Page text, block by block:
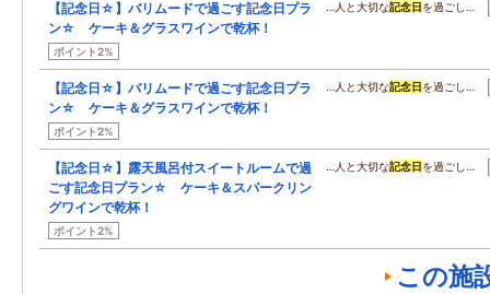
【記念日☆】バリムードで過ごす記念日プラ
ン☆ ケーキ＆グラスワインで乾杯！
ポイント2%
…人と大切な記念日 を過ごし…
【記念日☆】バリムードで過ごす記念日プラ
ン☆ ケーキ＆グラスワインで乾杯！
ポイント2%
…人と大切な記念日 を過ごし…
【記念日☆】露天風呂付スイートルームで過
ごす記念日プラン☆ ケーキ＆スパークリン
グワインで乾杯！
ポイント2%
…人と大切な記念日 を過ごし…
この施